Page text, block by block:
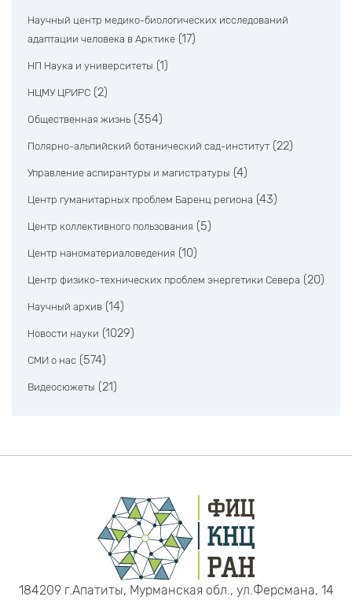
Научный центр медико-биологических исследований
адаптации человека в Арктике (17)
НП Наука и университеты (1)
НЦМУ ЦРИРС (2)
Общественная жизнь (354)
Полярно-альпийский ботанический сад-институт (22)
Управление аспирантуры и магистратуры (4)
Центр гуманитарных проблем Баренц региона (43)
Центр коллективного пользования (5)
Центр наноматериаловедения (10)
Центр физико-технических проблем энергетики Севера (20)
Научный архив (14)
Новости науки (1029)
СМИ о нас (574)
Видеосюжеты (21)
184209 г.Апатиты, Мурманская обл., ул.Ферсмана, 14